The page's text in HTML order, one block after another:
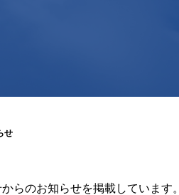
せ
らのお知らせを掲載しています。